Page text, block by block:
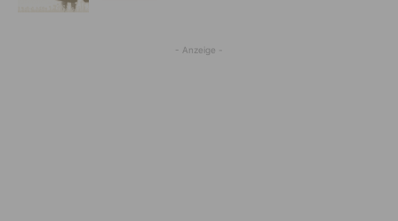
- Anzeige -